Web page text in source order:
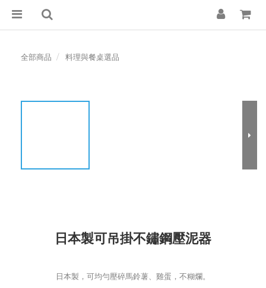
全部商品 料理與餐桌選品
日本製可吊掛不鏽鋼壓泥器
日本製，可均勻壓碎馬鈴薯、雞蛋，不糊爛。